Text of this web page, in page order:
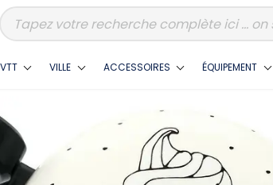
VTT VILLE ACCESSOIRES ÉQUIPEMENT